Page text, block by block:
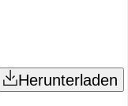
Herunterladen